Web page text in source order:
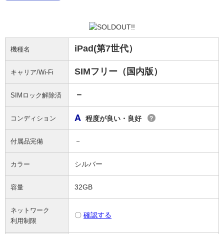
機種名 iPad(第7世代）
キャリア/Wi-Fi SIMフリー（国内版）
SIMロック解除済 －
コンディション A 程度が良い・良好 ?
付属品完備 －
カラー シルバー
容量 32GB
ネットワーク
利用制限
〇 確認する